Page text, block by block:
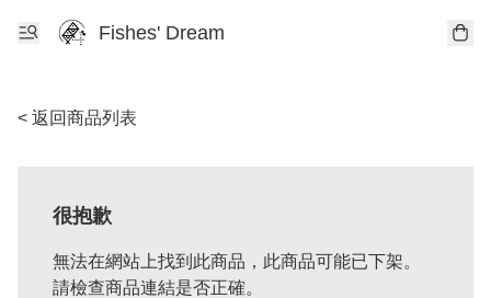
Fishes' Dream
< 返回商品列表
很抱歉
無法在網站上找到此商品，此商品可能已下架。
請檢查商品連結是否正確。